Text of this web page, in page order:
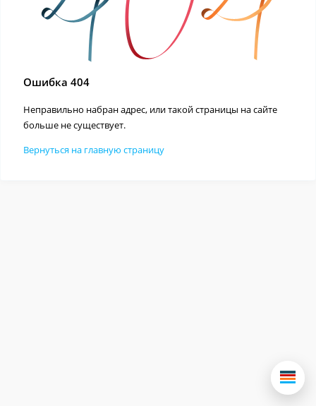
Ошибка 404
Неправильно набран адрес, или такой страницы на сайте
больше не существует.
Вернуться на главную страницу